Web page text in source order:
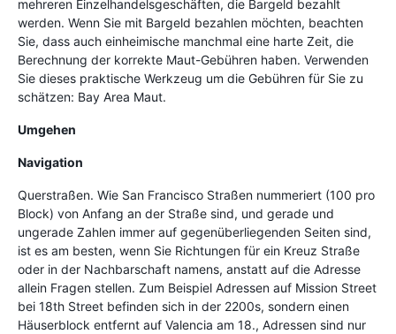
mehreren Einzelhandelsgeschäften, die Bargeld bezahlt
werden. Wenn Sie mit Bargeld bezahlen möchten, beachten
Sie, dass auch einheimische manchmal eine harte Zeit, die
Berechnung der korrekte Maut-Gebühren haben. Verwenden
Sie dieses praktische Werkzeug um die Gebühren für Sie zu
schätzen: Bay Area Maut.
Umgehen
Navigation
Querstraßen. Wie San Francisco Straßen nummeriert (100 pro
Block) von Anfang an der Straße sind, und gerade und
ungerade Zahlen immer auf gegenüberliegenden Seiten sind,
ist es am besten, wenn Sie Richtungen für ein Kreuz Straße
oder in der Nachbarschaft namens, anstatt auf die Adresse
allein Fragen stellen. Zum Beispiel Adressen auf Mission Street
bei 18th Street befinden sich in der 2200s, sondern einen
Häuserblock entfernt auf Valencia am 18., Adressen sind nur